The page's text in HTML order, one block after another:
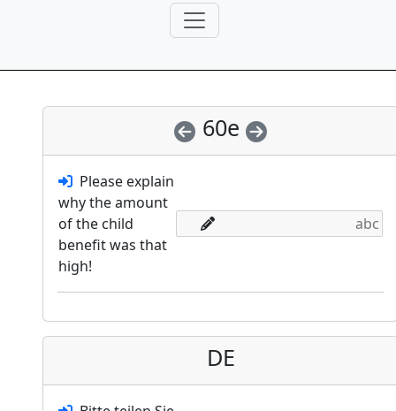
60e
Please explain
why the amount
of the child
benefit was that
high!
DE